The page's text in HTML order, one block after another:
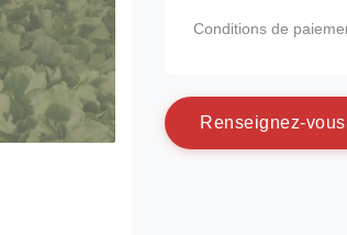
Conditions de
Renseignez-vous